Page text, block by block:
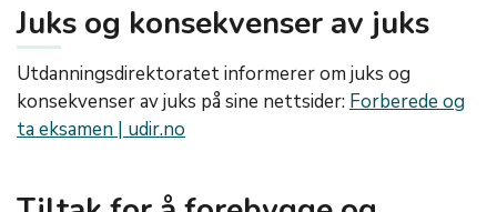
Juks og konsekvenser av juks
Utdanningsdirektoratet informerer om juks og
konsekvenser av juks på sine nettsider: Forberede og
ta eksamen | udir.no